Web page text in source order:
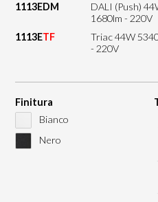
1113EDM
DALI (Push)
1680lm - 220V
1113ETF
Triac 44W
- 220V
Finitura
Bianco
Nero